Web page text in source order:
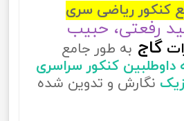
کنکور ریاضی سری
رفعتی، حبیب
گاج به طور جامع
داوطلبین کنکور سراسری
نگارش و تدوین شده